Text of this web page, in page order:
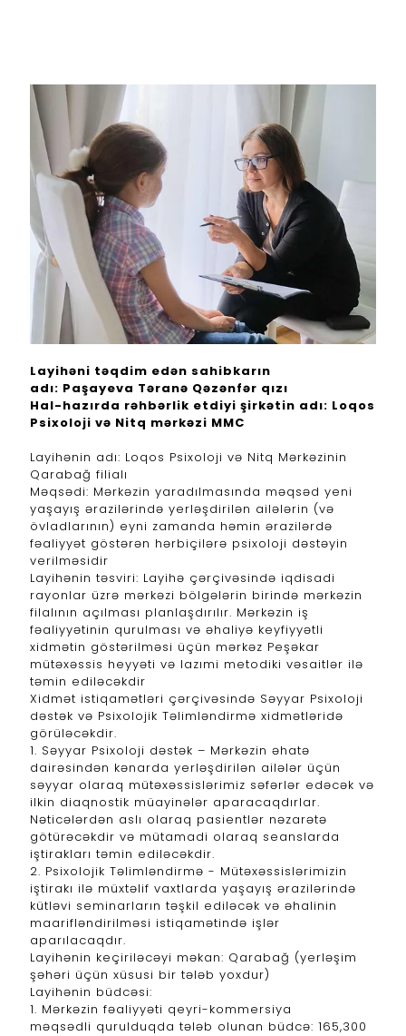
Layihəni təqdim edən sahibkarın
adı: Paşayeva Təranə Qəzənfər qızı
Hal-hazırda rəhbərlik etdiyi şirkətin adı: Loqos
Psixoloji və Nitq mərkəzi MMC
Layihənin adı: Loqos Psixoloji və Nitq Mərkəzinin
Qarabağ filialı
Məqsədi: Mərkəzin yaradılmasında məqsəd yeni
yaşayış ərazilərində yerləşdirilən ailələrin (və
övladlarının) eyni zamanda həmin ərazilərdə
fəaliyyət göstərən hərbiçilərə psixoloji dəstəyin
verilməsidir
Layihənin təsviri: Layihə çərçivəsində iqdisadi
rayonlar üzrə mərkəzi bölgələrin birində mərkəzin
filalının açılması planlaşdırılır. Mərkəzin iş
fəaliyyətinin qurulması və əhaliyə keyfiyyətli
xidmətin göstərilməsi üçün mərkəz Peşəkar
mütəxəssis heyyəti və lazımi metodiki vəsaitlər ilə
təmin ediləcəkdir
Xidmət istiqamətləri çərçivəsində Səyyar Psixoloji
dəstək və Psixolojik Təlimləndirmə xidmətləridə
görüləcəkdir.
1. Səyyar Psixoloji dəstək – Mərkəzin əhatə
dairəsindən kənarda yerləşdirilən ailələr üçün
səyyar olaraq mütəxəssislərimiz səfərlər edəcək və
ilkin diaqnostik müayinələr aparacaqdırlar.
Nəticələrdən aslı olaraq pasientlər nəzarətə
götürəcəkdir və mütamadi olaraq seanslarda
iştirakları təmin ediləcəkdir.
2. Psixolojik Təlimləndirmə - Mütəxəssislərimizin
iştirakı ilə müxtəlif vaxtlarda yaşayış ərazilərində
kütləvi seminarların təşkil ediləcək və əhalinin
maarifləndirilməsi istiqamətində işlər
aparılacaqdır.
Layihənin keçiriləcəyi məkan: Qarabağ (yerləşim
şəhəri üçün xüsusi bir tələb yoxdur)
Layihənin büdcəsi:
1. Mərkəzin fəaliyyəti qeyri-kommersiya
məqsədli qurulduqda tələb olunan büdcə: 165,300